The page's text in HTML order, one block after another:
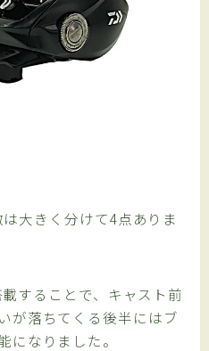
大きく分けて4点ありま
することで、キャスト前
が落ちてくる後半にはブ
になりました。